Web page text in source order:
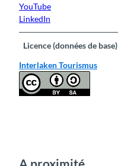
YouTube
LinkedIn
Licence (données de base)
Interlaken Tourismus